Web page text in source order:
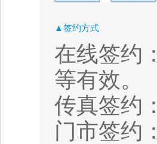
▲签约方式
在线签约
等有效。
传真签约
门市签约